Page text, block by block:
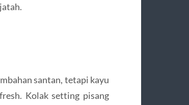
santan, tetapi kayu
Kolak setting pisang